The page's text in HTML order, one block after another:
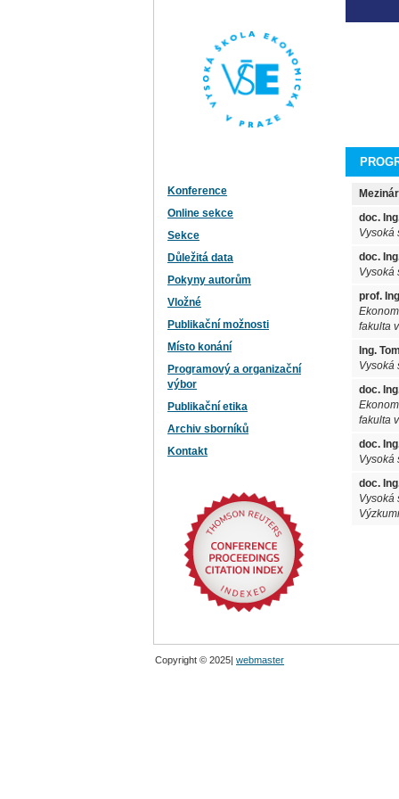
Konference
Online sekce
Sekce
Důležitá data
Pokyny autorům
Vložné
Publikační možnosti
Místo konání
Programový a organizační
výbor
Publikační etika
Archiv sborníků
Kontakt
doc.
Vysoká
doc.
Vysoká
prof.
fakulta
Ing.
Vysoká
doc.
fakulta
doc.
Vysoká
doc.
Vysoká
Copyright © 2025| webmaster